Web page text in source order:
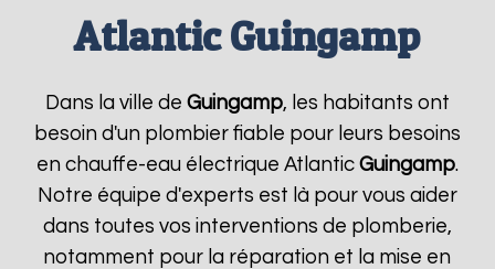
Atlantic Guingamp
Dans la ville de Guingamp, les habitants ont
besoin d'un plombier fiable pour leurs besoins
en chauffe-eau électrique Atlantic Guingamp.
Notre équipe d'experts est là pour vous aider
dans toutes vos interventions de plomberie,
notamment pour la réparation et la mise en